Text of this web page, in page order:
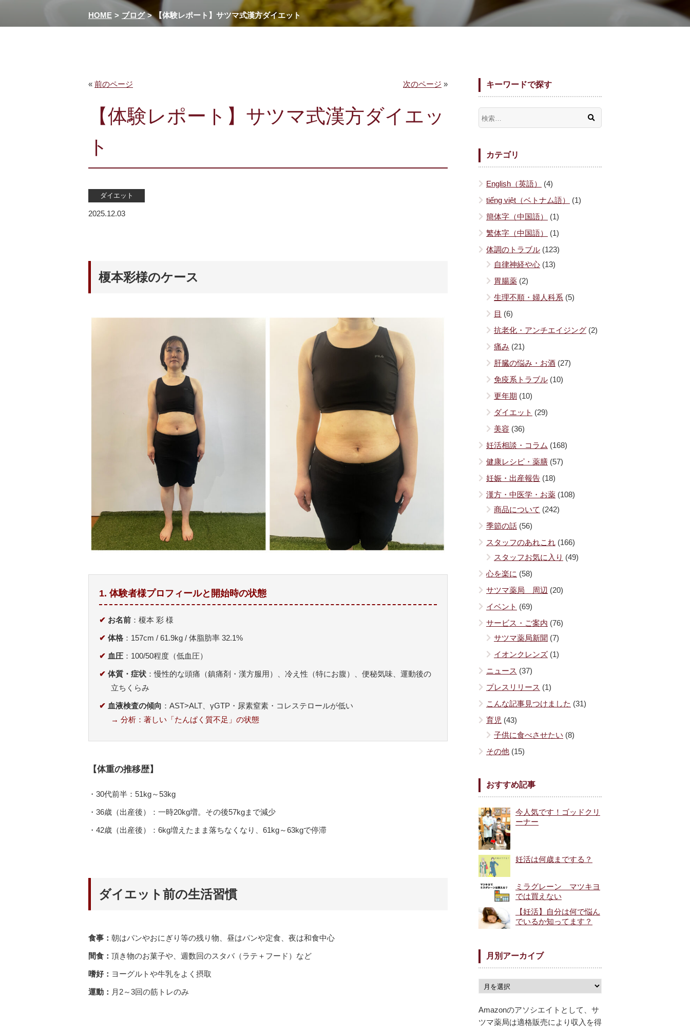
HOME ブログ 【体験レポート】サツマ式漢方ダイエット
« 前のページ 次のページ »
【体験レポート】サツマ式漢方ダイエッ
ト
ダイエット
2025.12.03
榎本彩様のケース
1. 体験者様プロフィールと開始時の状態
✔ お名前 ：榎本 彩 様
✔ 体格 ：157cm / 61.9kg / 体脂肪率 32.1%
✔ 血圧 ：100/50程度（低血圧）
✔ 体質・症状 ：慢性的な頭痛（鎮痛剤・漢方服用）、冷え性（特にお腹）、便秘気味、運動後の
立ちくらみ
✔ 血液検査の傾向 ：AST>ALT、γGTP・尿素窒素・コレステロールが低い
→ 分析：著しい「たんぱく質不足」の状態
【体重の推移歴】
・30代前半：51kg～53kg
・36歳（出産後）：一時20kg増。その後57kgまで減少
・42歳（出産後）：6kg増えたまま落ちなくなり、61kg～63kgで停滞
ダイエット前の生活習慣
食事： 朝はパンやおにぎり等の残り物、昼はパンや定食、夜は和食中心
間食： 頂き物のお菓子や、週数回のスタバ（ラテ＋フード）など
嗜好： ヨーグルトや牛乳をよく摂取
運動： 月2～3回の筋トレのみ
キーワードで探す
カテゴリ
English（英語）
(4)
tiếng việt（ベトナム語）
(1)
簡体字（中国語）
(1)
繁体字（中国語）
(1)
体調のトラブル (123)
自律神経や心 (13)
胃腸薬 (2)
生理不順・婦人科系 (5)
目 (6)
抗老化・アンチエイジング (2)
痛み (21)
肝臓の悩み・お酒 (27)
免疫系トラブル (10)
更年期 (10)
ダイエット (29)
美容 (36)
妊活相談・コラム (168)
健康レシピ・薬膳 (57)
妊娠・出産報告 (18)
漢方・中医学・お薬 (108)
商品について (242)
季節の話 (56)
スタッフのあれこれ (166)
スタッフお気に入り (49)
心を楽に (58)
サツマ薬局 周辺 (20)
イベント (69)
サービス・ご案内 (76)
サツマ薬局新聞 (7)
イオンクレンズ (1)
ニュース (37)
プレスリリース (1)
こんな記事見つけました (31)
育児 (43)
子供に食べさせたい (8)
その他 (15)
おすすめ記事
今人気です！ゴッドクリ
ーナー
妊活は何歳までする？
ミラグレーン マツキヨ
では買えない
【妊活】自分は何で悩ん
でいるか知ってます？
月別アーカイブ
Amazonのアソシエイトとして、サ
ツマ薬局は適格販売により収入を得